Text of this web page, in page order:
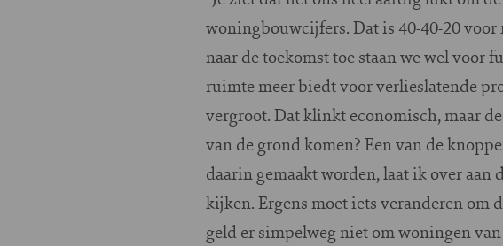
woningbouwcijfers. Dat is 40-40-20
naar de toekomst toe staan we wel voor
ruimte meer biedt voor verlieslatende
vergroot. Dat klinkt economisch, maar
van de grond komen? Een van de
daarin gemaakt worden, laat ik over aan
kijken. Ergens moet iets veranderen om
geld er simpelweg niet om woningen